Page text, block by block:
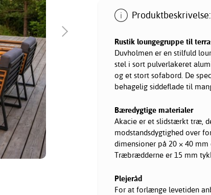
Produktbeskrivelse:
Rustik loungegruppe til
Duvholmen er en stilfuld
stel i sort pulverlakeret
og et stort sofabord. De
behagelig siddeflade til
Bæredygtige materialer
Akacie er et slidstærkt træ,
modstandsdygtighed over
dimensioner på 20 × 40
Træbrædderne er 15 mm
Plejeråd
For at forlænge levetiden